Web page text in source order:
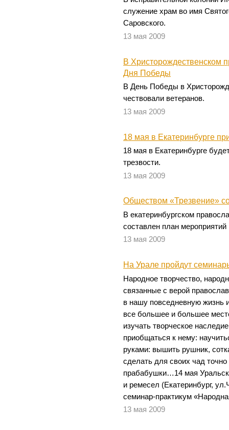
служение храм во имя
Саровского.
13 мая 2009
В Христорождественском
Дня Победы
В День Победы в
чествовали ветеранов.
13 мая 2009
18 мая в Екатеринбурге
18 мая в Екатеринбурге
трезвости.
13 мая 2009
Обществом «Трезвение»
В екатеринбургском
составлен план
13 мая 2009
На Урале пройдут
Народное творчество,
связанные с верой
в нашу повседневную жизнь
все большее и большее
изучать творческое
приобщаться к нему:
руками: вышить рушник,
сделать для своих чад
прабабушки…14 мая
и ремесел (Екатеринбург,
семинар-практикум
13 мая 2009